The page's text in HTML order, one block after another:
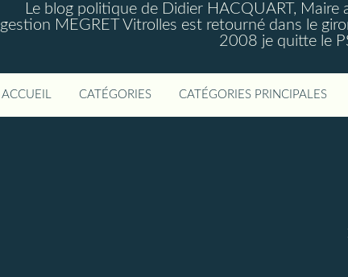
Le blog politique de Didier HACQUART,
gestion MEGRET Vitrolles est retourné dans le
2008 je quitte le
ACCUEIL CATÉGORIES CATÉGORIES PRINCIPALES